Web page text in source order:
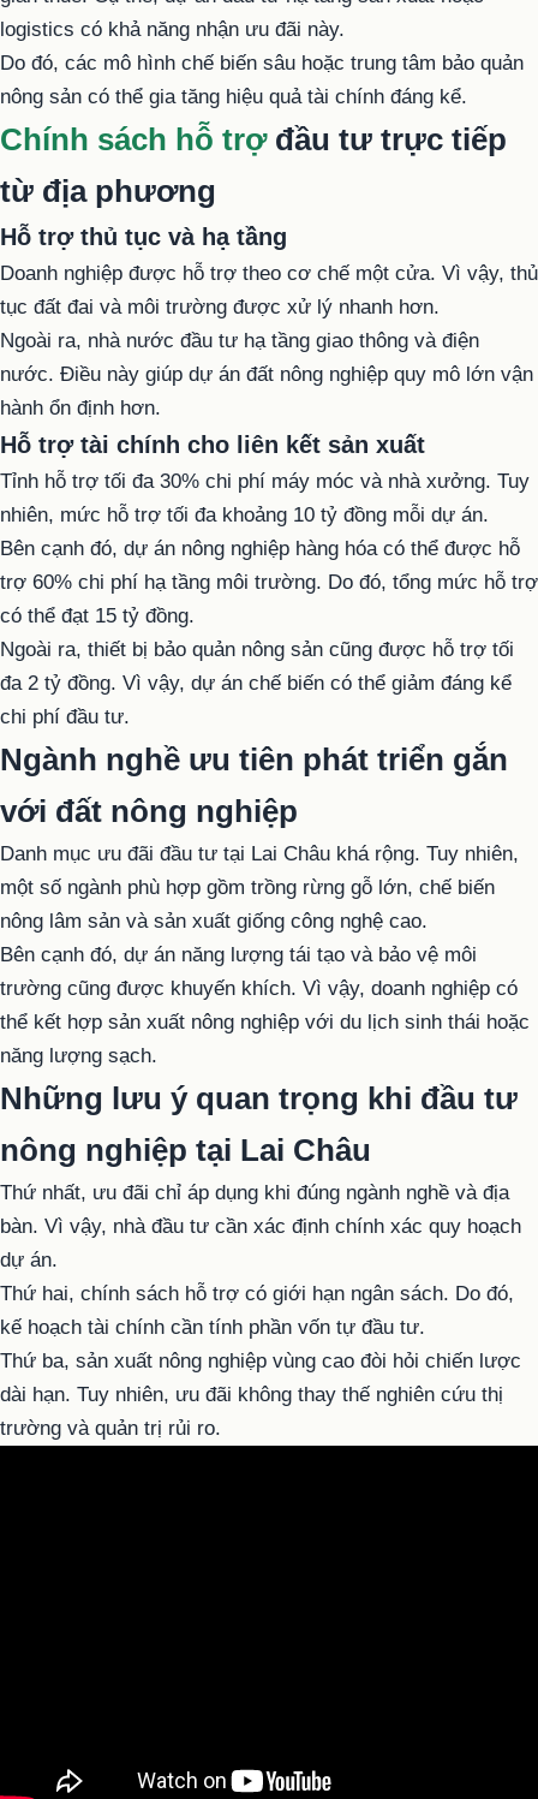
logistics có khả năng nhận ưu đãi này.
Do đó, các mô hình chế biến sâu hoặc trung tâm bảo quản
nông sản có thể gia tăng hiệu quả tài chính đáng kể.
Chính sách hỗ trợđầu tư trực tiếp
từ địa phương
Hỗ trợ thủ tục và hạ tầng
Doanh nghiệp được hỗ trợ theo cơ chế một cửa. Vì vậy, thủ
tục đất đai và môi trường được xử lý nhanh hơn.
Ngoài ra, nhà nước đầu tư hạ tầng giao thông và điện
nước. Điều này giúp dự án đất nông nghiệp quy mô lớn vận
hành ổn định hơn.
Hỗ trợ tài chính cho liên kết sản xuất
Tỉnh hỗ trợ tối đa 30% chi phí máy móc và nhà xưởng. Tuy
nhiên, mức hỗ trợ tối đa khoảng 10 tỷ đồng mỗi dự án.
Bên cạnh đó, dự án nông nghiệp hàng hóa có thể được hỗ
trợ 60% chi phí hạ tầng môi trường. Do đó, tổng mức hỗ trợ
có thể đạt 15 tỷ đồng.
Ngoài ra, thiết bị bảo quản nông sản cũng được hỗ trợ tối
đa 2 tỷ đồng. Vì vậy, dự án chế biến có thể giảm đáng kể
chi phí đầu tư.
Ngành nghề ưu tiên phát triển gắn
với đất nông nghiệp
Danh mục ưu đãi đầu tư tại Lai Châu khá rộng. Tuy nhiên,
một số ngành phù hợp gồm trồng rừng gỗ lớn, chế biến
nông lâm sản và sản xuất giống công nghệ cao.
Bên cạnh đó, dự án năng lượng tái tạo và bảo vệ môi
trường cũng được khuyến khích. Vì vậy, doanh nghiệp có
thể kết hợp sản xuất nông nghiệp với du lịch sinh thái hoặc
năng lượng sạch.
Những lưu ý quan trọng khi đầu tư
nông nghiệp tại Lai Châu
Thứ nhất, ưu đãi chỉ áp dụng khi đúng ngành nghề và địa
bàn. Vì vậy, nhà đầu tư cần xác định chính xác quy hoạch
dự án.
Thứ hai, chính sách hỗ trợ có giới hạn ngân sách. Do đó,
kế hoạch tài chính cần tính phần vốn tự đầu tư.
Thứ ba, sản xuất nông nghiệp vùng cao đòi hỏi chiến lược
dài hạn. Tuy nhiên, ưu đãi không thay thế nghiên cứu thị
trường và quản trị rủi ro.